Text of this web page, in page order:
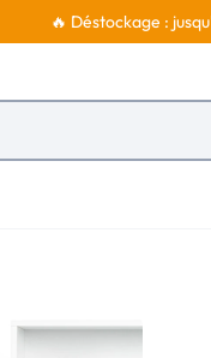
🔥 Déstockage :